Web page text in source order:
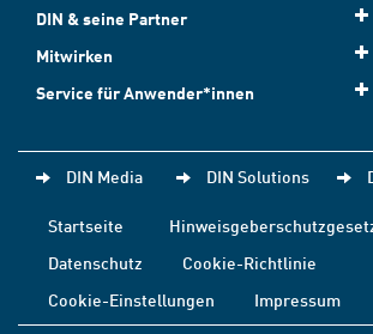
DIN & seine Partner
Mitwirken
Service für Anwender*innen
DIN Media DIN Solutions
Startseite
Datenschutz
Cookie-Richtlinie
Cookie-Einstellungen
Impressum